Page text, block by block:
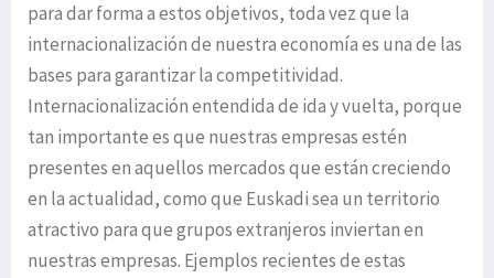
para dar forma a estos objetivos, toda vez que la
internacionalización de nuestra economía es una de las
bases para garantizar la competitividad.
Internacionalización entendida de ida y vuelta, porque
tan importante es que nuestras empresas estén
presentes en aquellos mercados que están creciendo
en la actualidad, como que Euskadi sea un territorio
atractivo para que grupos extranjeros inviertan en
nuestras empresas. Ejemplos recientes de estas